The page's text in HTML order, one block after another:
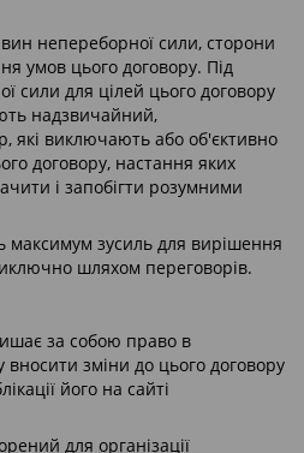
непереборної сили, сторони
умов цього договору. Під
сили для цілей цього договору
надзвичайний,
які виключають або об'єктивно
договору, настання яких
і запобігти розумними
зусиль для вирішення
шляхом переговорів.
за собою право в
зміни до цього договору
його на сайті
для організації